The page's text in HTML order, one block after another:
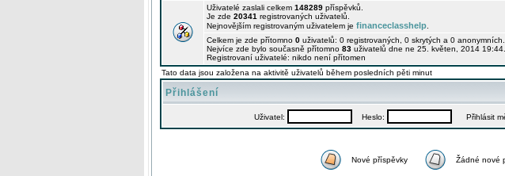
Uživatelé zaslali celkem 148289 příspěvků.
Je zde 20341 registrovaných uživatelů.
Nejnovějším registrovaným uživatelem je financeclasshelp
Celkem je zde přítomno 0 uživatelů: 0 registrovaných, 0 skrytých a 0
Nejvíce zde bylo současně přítomno 83 uživatelů dne ne 25. květen, 2014 19:44.
Registrovaní uživatelé: nikdo není přítomen
Tato data jsou založena na aktivitě uživatelů během posledních pěti minut
Přihlášení
Uživatel: Heslo: Přihlásit mě
Nové příspěvky Žádné nové